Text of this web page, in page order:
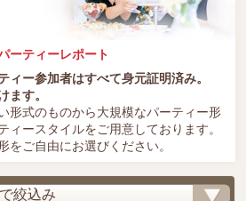
ーティーレポート
ィー参加者はすべて身元証明済み。
ます。
形式のものから大規模なパーティー形
ィースタイルをご用意しております。
をご自由にお選びください。